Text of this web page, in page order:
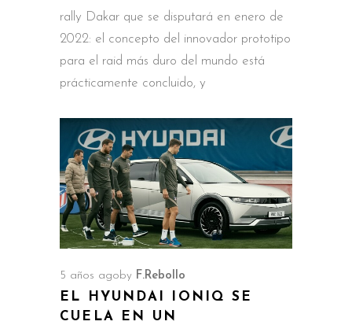
rally Dakar que se disputará en enero de
2022: el concepto del innovador prototipo
para el raid más duro del mundo está
prácticamente concluido, y
5 años agoby F.Rebollo
EL HYUNDAI IONIQ SE
CUELA EN UN